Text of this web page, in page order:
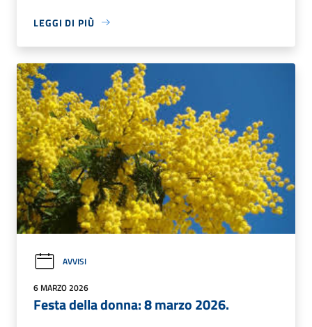
LEGGI DI PIÙ
AVVISI
6 MARZO 2026
Festa della donna: 8 marzo 2026.